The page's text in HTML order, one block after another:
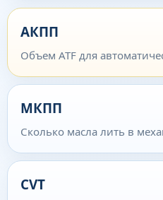
АКПП
Объем ATF для
МКПП
Сколько масла лить в
CVT